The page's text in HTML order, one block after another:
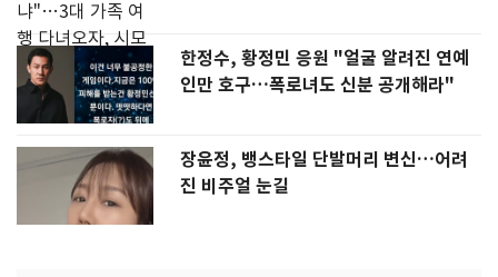
한정수, 황정민 응원 "얼굴 알려진 연예
인만 호구…폭로녀도 신분 공개해라"
장윤정, 뱅스타일 단발머리 변신…어려
진 비주얼 눈길